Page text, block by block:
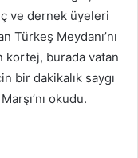
ve dernek üyeleri
Türkeş Meydanı’nı
kortej, burada vatan
bir dakikalık saygı
okudu.